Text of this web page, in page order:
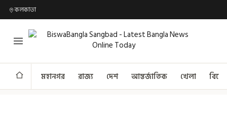
কলকাতা
মহানগর রাজ্য দেশ আন্তর্জাতিক খেলা